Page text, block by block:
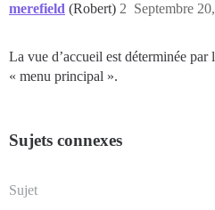
merefield (Robert) Septembre
2
La vue d’accueil est déterminée par
« menu principal ».
Sujets connexes
Sujet